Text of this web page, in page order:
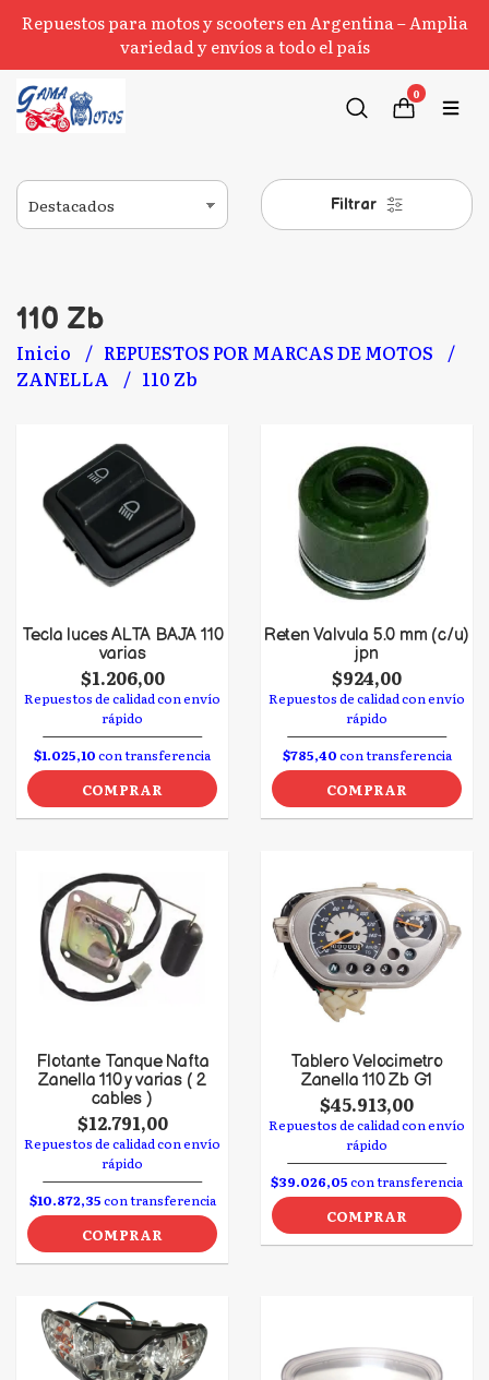
Repuestos para motos y scooters en Argentina – Amplia
variedad y envíos a todo el país
0
Filtrar
110 Zb
Inicio
REPUESTOS POR MARCAS DE MOTOS
ZANELLA
110 Zb
Tecla luces ALTA BAJA 110
varias
$1.206,00
Repuestos de calidad con envío
rápido
$1.025,10con transferencia
COMPRAR
Reten Valvula 5.0 mm (c/u)
jpn
$924,00
Repuestos de calidad con envío
rápido
$785,40con transferencia
COMPRAR
Flotante Tanque Nafta
Zanella 110 y varias ( 2
cables )
$12.791,00
Repuestos de calidad con envío
rápido
$10.872,35con transferencia
COMPRAR
Tablero Velocimetro
Zanella 110 Zb G1
$45.913,00
Repuestos de calidad con envío
rápido
$39.026,05con transferencia
COMPRAR